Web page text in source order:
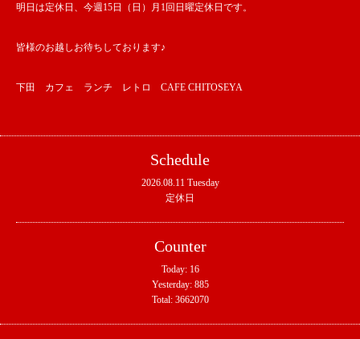
明日は定休日、今週15日（日）月1回日曜定休日です。
皆様のお越しお待ちしております♪
下田 カフェ ランチ レトロ CAFE CHITOSEYA
Schedule
2026.08.11 Tuesday
定休日
Counter
Today: 16
Yesterday: 885
Total: 3662070